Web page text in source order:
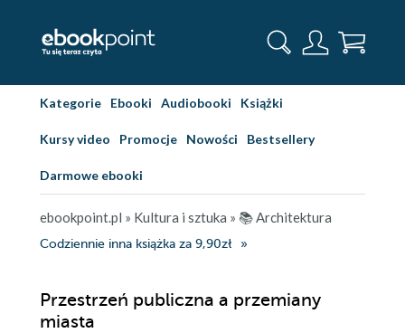
Kategorie Ebooki Audiobooki Książki
Kursy video Promocje Nowości Bestsellery
Darmowe ebooki
ebookpoint.pl » Kultura i sztuka » 📚 Architektura
Codziennie inna książka za 9,90zł
Przestrzeń publiczna a przemiany
miasta